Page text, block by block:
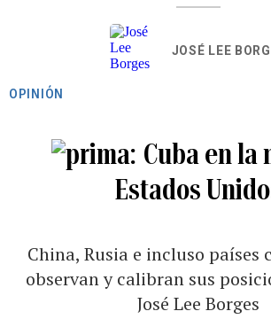
JOSÉ LEE
OPINIÓN
Cuba en la
Estados
China, Rusia e incluso países
observan y calibran sus
José Lee Borges